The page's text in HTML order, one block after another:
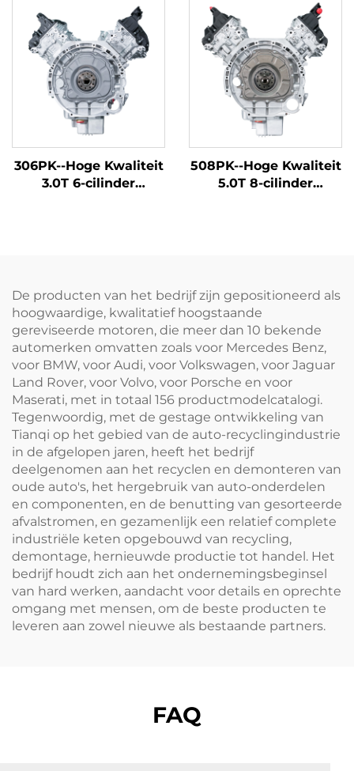
4, Discovery 5 Range
Rover Sport Edition,
Range Rover Star en
andere modellen
gereviseerd voor Land
Rover Discovery Sport
Edition, Range Rover
Aurora, Range Rover
Star Vein, Discovery
Five en andere
modellen
306PK--Hoge Kwaliteit
3.0T 6-cilinder
Shengshi Editie en
andere modellen
508PK--Hoge Kwaliteit
5.0T 8-cilinder
Rover Star Vein
Guardian Jaguar F-
TYPE, XJ en andere
modellen
De producten van het bedrijf zijn gepositioneerd als
hoogwaardige, kwalitatief hoogstaande
gereviseerde motoren, die meer dan 10 bekende
automerken omvatten zoals voor Mercedes Benz,
voor BMW, voor Audi, voor Volkswagen, voor Jaguar
Land Rover, voor Volvo, voor Porsche en voor
Maserati, met in totaal 156 productmodelcatalogi.
Tegenwoordig, met de gestage ontwikkeling van
Tianqi op het gebied van de auto-recyclingindustrie
in de afgelopen jaren, heeft het bedrijf
deelgenomen aan het recyclen en demonteren van
oude auto's, het hergebruik van auto-onderdelen
en componenten, en de benutting van gesorteerde
afvalstromen, en gezamenlijk een relatief complete
industriële keten opgebouwd van recycling,
demontage, hernieuwde productie tot handel. Het
bedrijf houdt zich aan het ondernemingsbeginsel
van hard werken, aandacht voor details en oprechte
omgang met mensen, om de beste producten te
leveren aan zowel nieuwe als bestaande partners.
FAQ